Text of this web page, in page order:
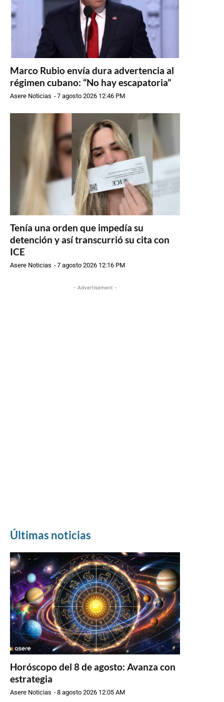
Marco Rubio envía dura advertencia al
régimen cubano: “No hay escapatoria”
Asere Noticias -7 agosto 2026 12:46 PM
Tenía una orden que impedía su
detención y así transcurrió su cita con
ICE
Asere Noticias -7 agosto 2026 12:16 PM
- Advertisement -
Últimas noticias
Horóscopo del 8 de agosto: Avanza con
estrategia
Asere Noticias -8 agosto 2026 12:05 AM